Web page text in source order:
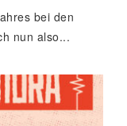
bei den
nun also...